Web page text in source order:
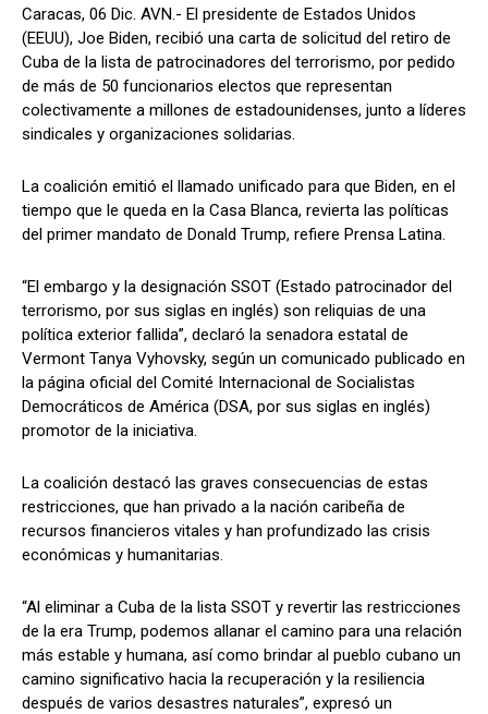
Caracas, 06 Dic. AVN.- El presidente de Estados Unidos
(EEUU), Joe Biden, recibió una carta de solicitud del retiro de
Cuba de la lista de patrocinadores del terrorismo, por pedido
de más de 50 funcionarios electos que representan
colectivamente a millones de estadounidenses, junto a líderes
sindicales y organizaciones solidarias.
La coalición emitió el llamado unificado para que Biden, en el
tiempo que le queda en la Casa Blanca, revierta las políticas
del primer mandato de Donald Trump, refiere Prensa Latina.
“El embargo y la designación SSOT (Estado patrocinador del
terrorismo, por sus siglas en inglés) son reliquias de una
política exterior fallida”, declaró la senadora estatal de
Vermont Tanya Vyhovsky, según un comunicado publicado en
la página oficial del Comité Internacional de Socialistas
Democráticos de América (DSA, por sus siglas en inglés)
promotor de la iniciativa.
La coalición destacó las graves consecuencias de estas
restricciones, que han privado a la nación caribeña de
recursos financieros vitales y han profundizado las crisis
económicas y humanitarias.
“Al eliminar a Cuba de la lista SSOT y revertir las restricciones
de la era Trump, podemos allanar el camino para una relación
más estable y humana, así como brindar al pueblo cubano un
camino significativo hacia la recuperación y la resiliencia
después de varios desastres naturales”, expresó un